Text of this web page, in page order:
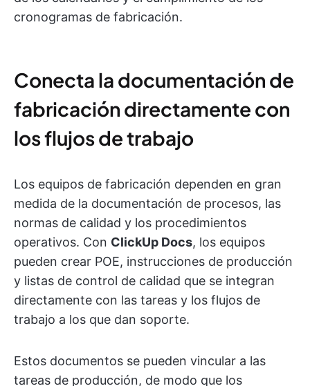
cronogramas de fabricación.
Conecta la documentación de
fabricación directamente con
los flujos de trabajo
Los equipos de fabricación dependen en gran
medida de la documentación de procesos, las
normas de calidad y los procedimientos
operativos. Con ClickUp Docs, los equipos
pueden crear POE, instrucciones de producción
y listas de control de calidad que se integran
directamente con las tareas y los flujos de
trabajo a los que dan soporte.
Estos documentos se pueden vincular a las
tareas de producción, de modo que los